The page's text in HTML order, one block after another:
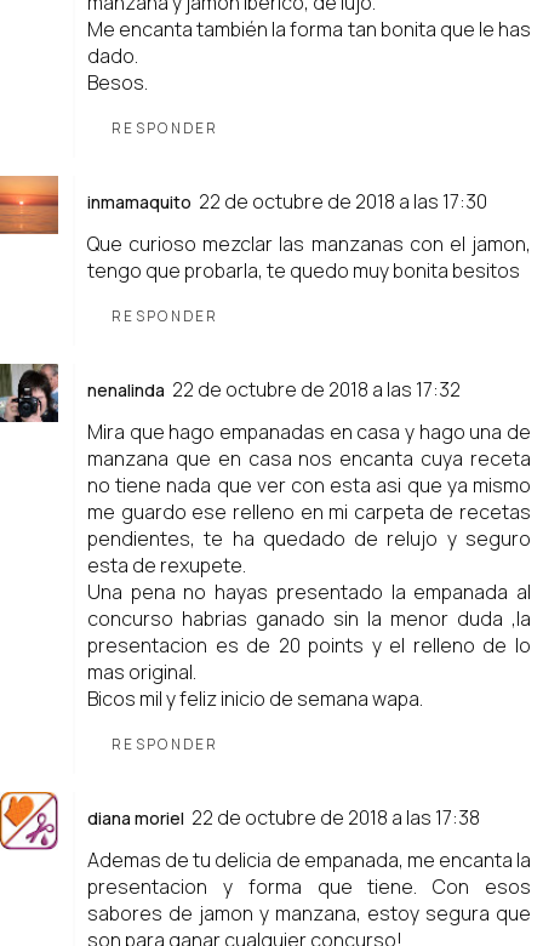
Me encanta también la forma tan bonita que le has
dado.
Besos.
RESPONDER
inmamaquito 22 de octubre de 2018 a las 17:30
Que curioso mezclar las manzanas con el jamon,
tengo que probarla, te quedo muy bonita besitos
RESPONDER
nenalinda 22 de octubre de 2018 a las 17:32
Mira que hago empanadas en casa y hago una de
manzana que en casa nos encanta cuya receta
no tiene nada que ver con esta asi que ya mismo
me guardo ese relleno en mi carpeta de recetas
pendientes, te ha quedado de relujo y seguro
esta de rexupete.
Una pena no hayas presentado la empanada al
concurso habrias ganado sin la menor duda ,la
presentacion es de 20 points y el relleno de lo
mas original.
Bicos mil y feliz inicio de semana wapa.
RESPONDER
diana moriel 22 de octubre de 2018 a las 17:38
Ademas de tu delicia de empanada, me encanta la
presentacion y forma que tiene. Con esos
sabores de jamon y manzana, estoy segura que
son para ganar cualquier concurso!